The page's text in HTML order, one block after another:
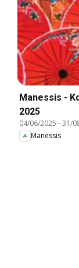
Manessis -
2025
04/06/2025 -31/
Manessis